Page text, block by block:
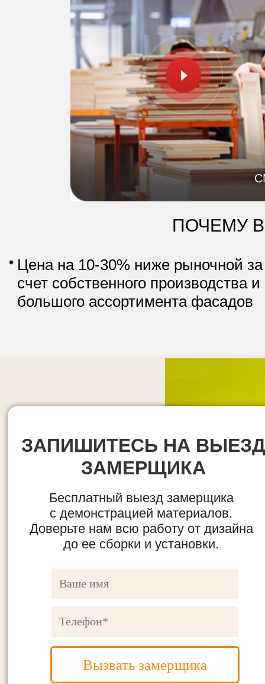
Цена на 10-30% ниже рыночной за
счет собственного производства и
большого ассортимента фасадов
ПОЧЕМУ
Бесплатный выезд замерщика
с демонстрацией материалов.
Доверьте нам всю работу от дизайна
до ее сборки и установки.
ЗАПИШИТЕСЬ НА ВЫЕЗД
ЗАМЕРЩИКА
Вызвать замерщика